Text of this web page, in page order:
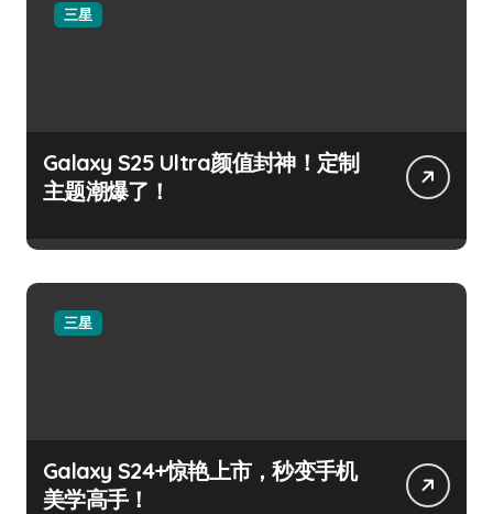
三星
Galaxy S25 Ultra颜值封神！定制
主题潮爆了！
三星
Galaxy S24+惊艳上市，秒变手机
美学高手！